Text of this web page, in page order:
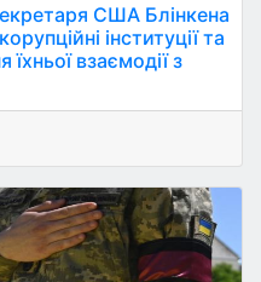
США Блінкена
інституції та
взаємодії з